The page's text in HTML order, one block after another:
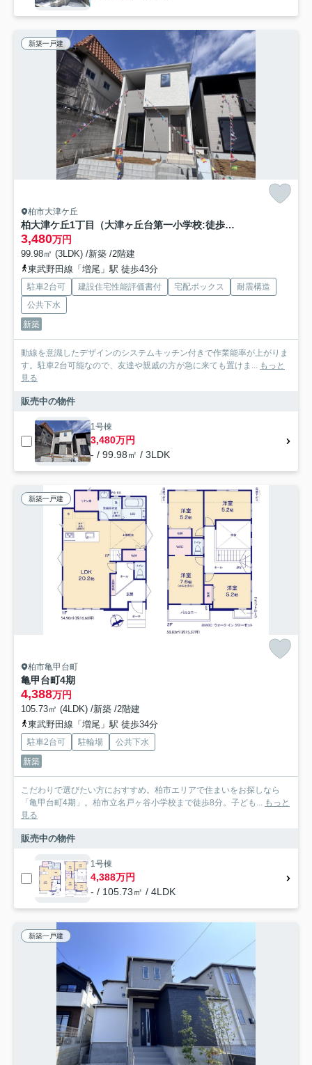
新築一戸建
柏市大津ケ丘
柏大津ケ丘1丁目（大津ヶ丘台第一小学校:徒歩9分）
3,480万円
99.98㎡ (3LDK) /新築 /2階建
東武野田線「増尾」駅 徒歩43分
駐車2台可 建設住宅性能評価書付 宅配ボックス
耐震構造
公共下水
新築
動線を意識したデザインのシステムキッチン付きで作業能率が上がりま
す。駐車2台可能なので、友達や親戚の方が急に来ても置けま... もっと
見る
販売中の物件
1号棟
3,480万円
- / 99.98㎡ / 3LDK
新築一戸建
柏市亀甲台町
亀甲台町4期
4,388万円
105.73㎡ (4LDK) /新築 /2階建
東武野田線「増尾」駅 徒歩34分
駐車2台可 駐輪場
公共下水
新築
こだわりで選びたい方におすすめ。柏市エリアで住まいをお探しなら
「亀甲台町4期」。柏市立名戸ヶ谷小学校まで徒歩8分。子ども... もっと
見る
販売中の物件
1号棟
4,388万円
- / 105.73㎡ / 4LDK
新築一戸建